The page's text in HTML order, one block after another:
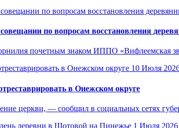
по вопросам восстановления
почетным знаком ИППО «Вифлеемская
10 Июля
в Онежском округе
церкви, — сообщил в социальных сетях
1 Июля 2026